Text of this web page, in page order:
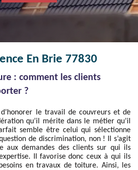
En Brie 77830
: comment les clients
?
le travail de couvreurs et de
qu’il mérite dans le métier qu’il
semble être celui qui sélectionne
de discrimination, non ! Il s’agit
aux demandes des clients sur qui ils
Il favorise donc ceux à qui ils
en travaux de toiture. Ainsi, les